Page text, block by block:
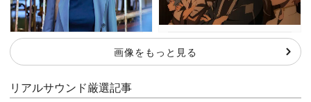
画像をもっと見る
リアルサウンド厳選記事